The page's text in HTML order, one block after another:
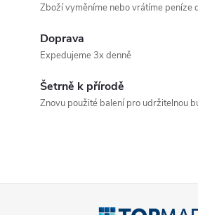
Zboží vyměníme nebo vrátíme peníze
Doprava
Expedujeme 3x denně
Šetrně k přírodě
Znovu použité balení pro udržitelnou